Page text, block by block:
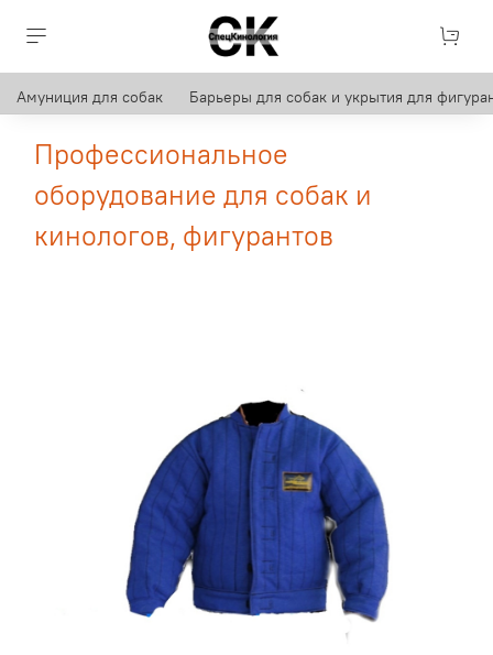
Амуниция для собак Барьеры для собак и укрытия для
Профессиональное
оборудование для собак и
кинологов, фигурантов